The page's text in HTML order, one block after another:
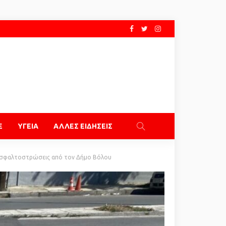
ΥΓΕΙΑ ΑΛΛΕΣ ΕΙΔΗΣΕΙΣ
από τον Δήμο Βόλου